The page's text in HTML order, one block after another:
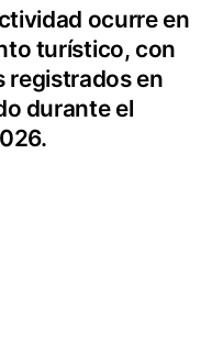
ocurre en
turístico, con
registrados en
durante el